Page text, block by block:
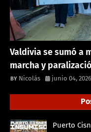
Valdivia se sumó a
marcha y
Nicolás junio 04, 2026
Puerto